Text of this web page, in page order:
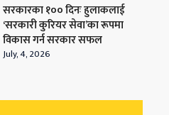
सरकारका १०० दिनः हुलाकलाई
‘सरकारी कुरियर सेवा’का रूपमा
विकास गर्न सरकार सफल
July, 4, 2026